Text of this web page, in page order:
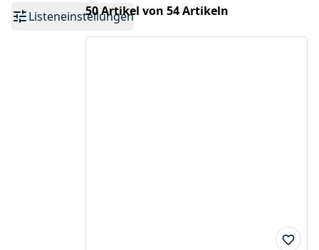
Listeneinstellungen50 Artikel von 54 Artikeln